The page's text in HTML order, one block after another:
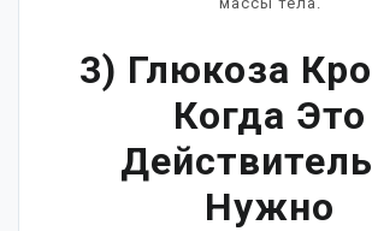
3) Глюкоза
Когда Это
Нужно